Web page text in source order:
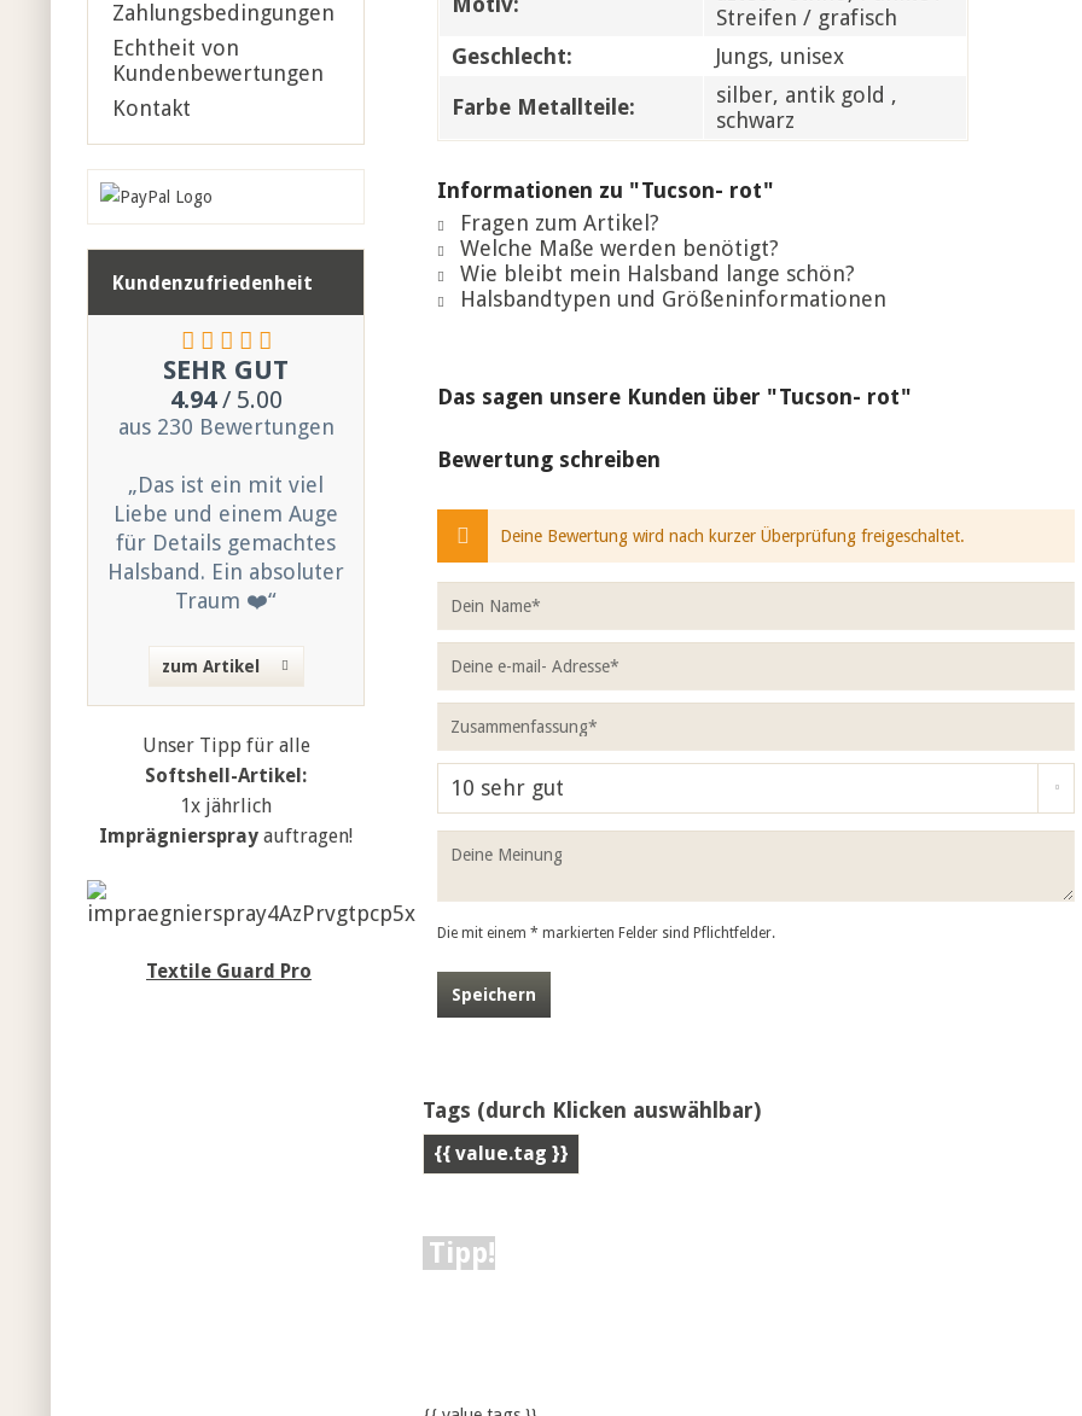
Zahlungsbedingungen
Echtheit von
Kundenbewertungen
Kontakt
Kundenzufriedenheit
SEHR GUT
4.94/ 5.00
aus 230 Bewertungen
„Das ist ein mit viel
Liebe und einem Auge
für Details gemachtes
Halsband. Ein absoluter
Traum ❤️“
zum Artikel
Unser Tipp für alle
Softshell-Artikel:
1x jährlich
Imprägnierspray auftragen!
Textile Guard Pro
Streifen / grafisch
Geschlecht:
Jungs, unisex
Farbe Metallteile:
silber, antik gold ,
schwarz
Informationen zu "Tucson- rot"
Fragen zum Artikel?
Welche Maße werden benötigt?
Wie bleibt mein Halsband lange schön?
Halsbandtypen und Größeninformationen
Das sagen unsere Kunden über "Tucson- rot"
Bewertung schreiben
Deine Bewertung wird nach kurzer Überprüfung freigeschaltet.
Die mit einem * markierten Felder sind Pflichtfelder.
Speichern
Tags (durch Klicken auswählbar)
{{ value.tag }}
Tipp!